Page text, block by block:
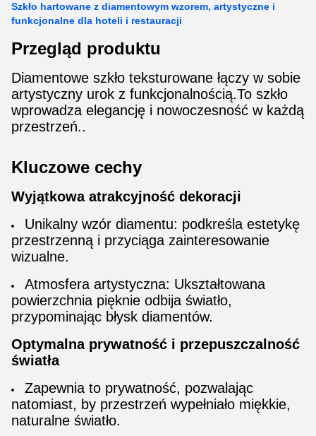
Szkło hartowane z diamentowym wzorem, artystyczne i
funkcjonalne dla hoteli i restauracji
Przegląd produktu
Diamentowe szkło teksturowane łączy w sobie
artystyczny urok z funkcjonalnością.To szkło
wprowadza elegancję i nowoczesność w każdą
przestrzeń..
Kluczowe cechy
Wyjątkowa atrakcyjność dekoracji
Unikalny wzór diamentu: podkreśla estetykę
przestrzenną i przyciąga zainteresowanie
wizualne.
Atmosfera artystyczna: Ukształtowana
powierzchnia pięknie odbija światło,
przypominając błysk diamentów.
Optymalna prywatność i przepuszczalność
światła
Zapewnia to prywatność, pozwalając
natomiast, by przestrzeń wypełniało miękkie,
naturalne światło.